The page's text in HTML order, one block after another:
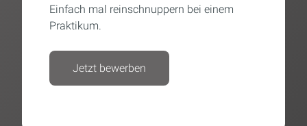
Einfach mal reinschnuppern bei einem
Praktikum.
Jetzt bewerben